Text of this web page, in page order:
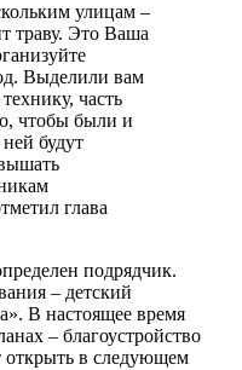
улицам –
траву. Это Ваша
Выделили вам
часть
чтобы были и
будут
глава
подрядчик.
– детский
В настоящее время
– благоустройство
открыть в следующем